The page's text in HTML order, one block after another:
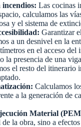
Las cocinas
calculamos las
y el sistema de
Garantizar
a un desnivel en la
en el acceso
la presencia de una
el resto del itinerario
Calculamos
a la generación de
Material
la obra, sino a